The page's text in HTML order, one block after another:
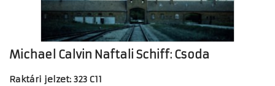
Michael Calvin Naftali Schiff: Csoda
Raktári jelzet: 323 C11